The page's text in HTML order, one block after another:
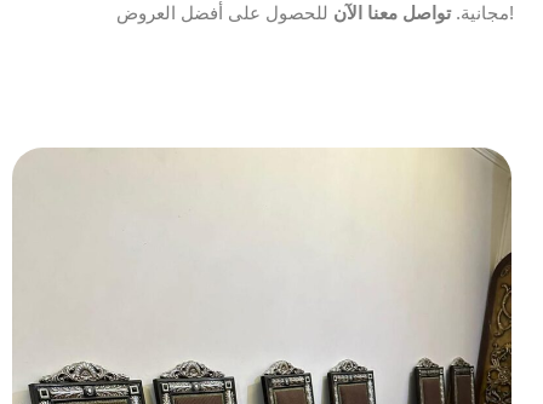
مجانية.تواصل معنا الآن للحصول على أفضل العروض!